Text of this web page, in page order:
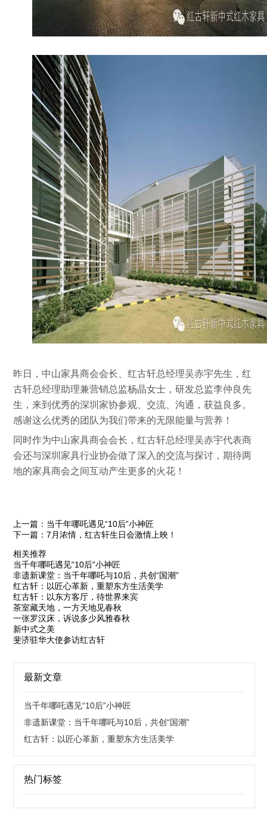
昨日，中山家具商会会长、红古轩总经理吴赤宇先生，红
古轩总经理助理兼营销总监杨晶女士，研发总监李仲良先
生，来到优秀的深圳家协参观、交流、沟通，获益良多。
感谢这么优秀的团队为我们带来的无限能量与营养！
同时作为中山家具商会会长，红古轩总经理吴赤宇代表商
会还与深圳家具行业协会做了深入的交流与探讨，期待两
地的家具商会之间互动产生更多的火花！
上一篇：当千年哪吒遇见“10后”小神匠
下一篇：7月浓情，红古轩生日会激情上映！
相关推荐
当千年哪吒遇见“10后”小神匠
非遗新课堂：当千年哪吒与10后，共创“国潮”
红古轩：以匠心革新，重塑东方生活美学
红古轩：以东方客厅，待世界来宾
茶室藏天地，一方天地见春秋
一张罗汉床，诉说多少风雅春秋
新中式之美
斐济驻华大使参访红古轩
最新文章
当千年哪吒遇见“10后”小神匠
非遗新课堂：当千年哪吒与10后，共创“国潮”
红古轩：以匠心革新，重塑东方生活美学
热门标签